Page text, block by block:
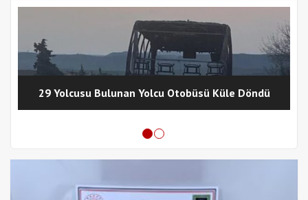
29 Yolcusu Bulunan Yolcu Otobüsü Küle Döndü